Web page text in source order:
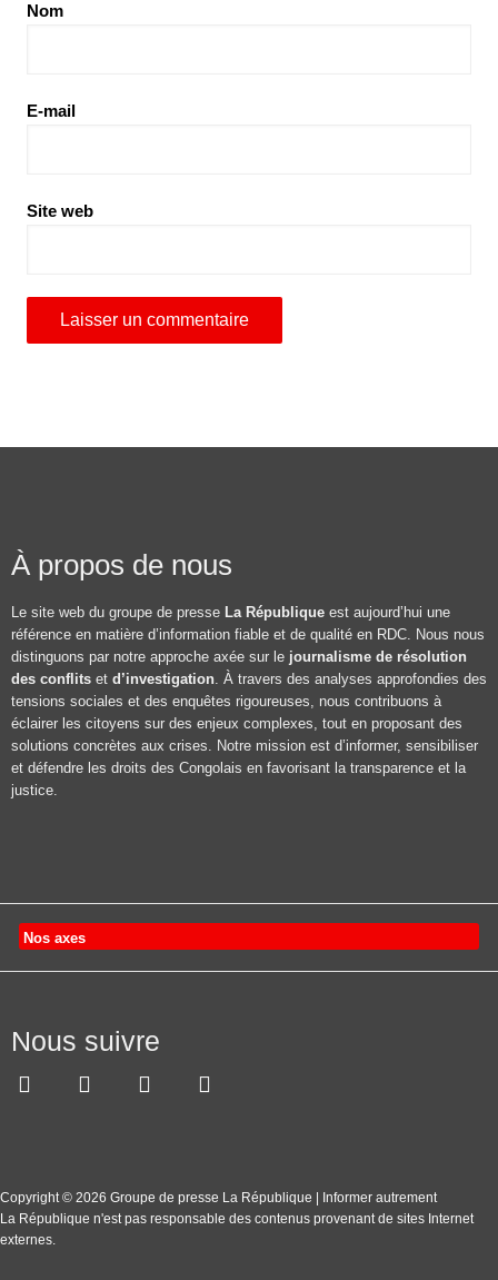
Nom
E-mail
Site web
À propos de nous
Le site web du groupe de presse La République est aujourd’hui une
référence en matière d’information fiable et de qualité en RDC. Nous nous
distinguons par notre approche axée sur le journalisme de résolution
des conflits et d’investigation. À travers des analyses approfondies des
tensions sociales et des enquêtes rigoureuses, nous contribuons à
éclairer les citoyens sur des enjeux complexes, tout en proposant des
solutions concrètes aux crises. Notre mission est d’informer, sensibiliser
et défendre les droits des Congolais en favorisant la transparence et la
justice.
Nos axes
Nous suivre
Copyright © 2026 Groupe de presse La République | Informer autrement
La République n'est pas responsable des contenus provenant de sites Internet
externes.